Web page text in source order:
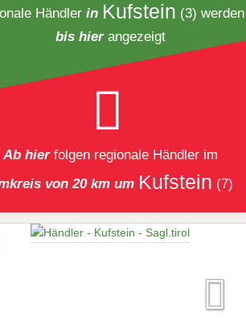
Händler in Kufstein (3) werden
bis hierangezeigt
Ab hier folgen regionale Händlerim
von 20 km um Kufstein (7)